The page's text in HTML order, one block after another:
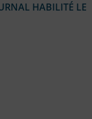
HABILITÉ LE